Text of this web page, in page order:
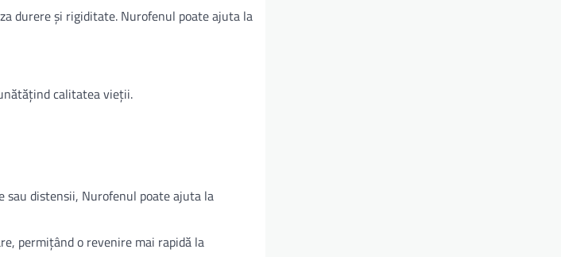
durere și rigiditate. Nurofenul poate ajuta la
calitatea vieții.
sau distensii, Nurofenul poate ajuta la
permițând o revenire mai rapidă la